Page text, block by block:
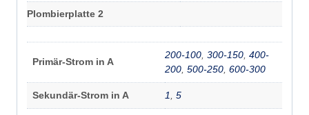
Plombierplatte 2
Primär-Strom in A
200-100, 300-150, 400-
200, 500-250, 600-300
Sekundär-Strom in A 1, 5